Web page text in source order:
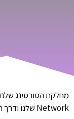
מחלקת הסורסינג
Network שלנו ודרך רשתות חברתיות וכלי סורסינג מתקדמים.